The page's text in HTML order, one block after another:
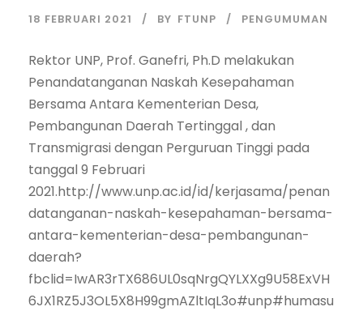
18 FEBRUARI 2021 BY FTUNP PENGUMUMAN
Rektor UNP, Prof. Ganefri, Ph.D melakukan
Penandatanganan Naskah Kesepahaman
Bersama Antara Kementerian Desa,
Pembangunan Daerah Tertinggal , dan
Transmigrasi dengan Perguruan Tinggi pada
tanggal 9 Februari
2021.http://www.unp.ac.id/id/kerjasama/penan
datanganan-naskah-kesepahaman-bersama-
antara-kementerian-desa-pembangunan-
daerah?
fbclid=IwAR3rTX686UL0sqNrgQYLXXg9U58ExVH
6JX1RZ5J3OL5X8H99gmAZltIqL3o#unp#humasu